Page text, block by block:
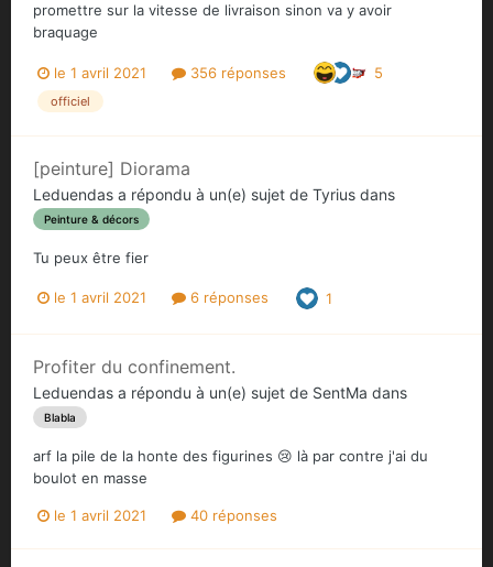
promettre sur la vitesse de livraison sinon va y avoir
braquage
le 1 avril 2021 356 réponses 5
officiel
[peinture] Diorama
Leduendas a répondu à un(e) sujet de Tyrius dans
Peinture & décors
Tu peux être fier
le 1 avril 2021 6 réponses 1
Profiter du confinement.
Leduendas a répondu à un(e) sujet de SentMa dans
Blabla
arf la pile de la honte des figurines 😢 là par contre j'ai du
boulot en masse
le 1 avril 2021 40 réponses